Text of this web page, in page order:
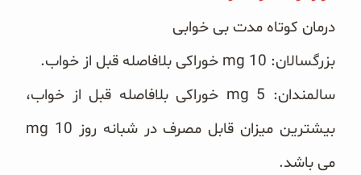
صبحانه و میان وعده
سبوس و جوانه‌ها
پک سلامتی OAB
درمان کوتاه مدت بی خوابی
بزرگسالان: ‏mg 10‎‏ خوراکی بلافاصله قبل از خواب.
سالمندان: ‏mg 5‎‏ خوراکی بلافاصله قبل از خواب،
می باشد.